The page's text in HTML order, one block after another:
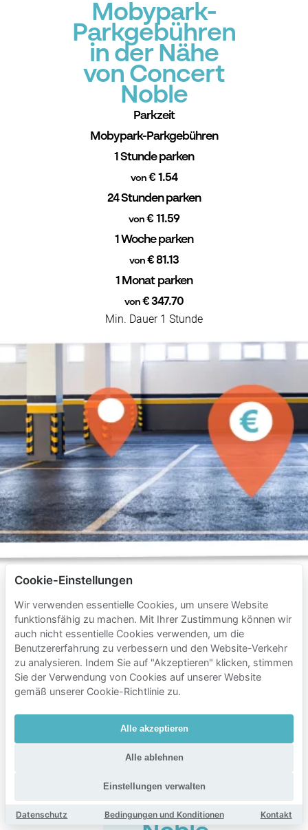
Mobypark-
Parkgebühren
in der Nähe
von Concert
Noble
Parkzeit
Mobypark-Parkgebühren
1 Stunde parken
von € 1.54
24 Stunden parken
von € 11.59
1 Woche parken
von€ 81.13
1 Monat parken
von€ 347.70
Min. Dauer 1 Stunde
Häufig
gestellte
Fragen
zum
Parken
in
der
von
Concert
Cookie-Einstellungen
Wir verwenden essentielle Cookies, um unsere Website
funktionsfähig zu machen. Mit Ihrer Zustimmung können wir
auch nicht essentielle Cookies verwenden, um die
Benutzererfahrung zu verbessern und den Website-Verkehr
zu analysieren. Indem Sie auf "Akzeptieren" klicken, stimmen
Sie der Verwendung von Cookies auf unserer Website
gemäß unserer Cookie-Richtlinie zu.
Alle akzeptieren
Alle ablehnen
Einstellungen verwalten
Datenschutz Bedingungen und Konditionen Kontakt